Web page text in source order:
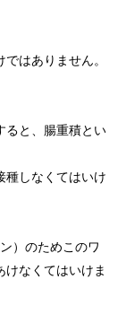
はありません。
ると、腸重積とい
種しなくてはいけ
）のためこのワ
なくてはいけま